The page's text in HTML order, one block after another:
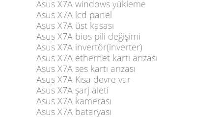
Asus X7A windows yükleme
Asus X7A lcd panel
Asus X7A üst kasası
Asus X7A bios pili değişimi
Asus X7A invertör(inverter)
Asus X7A ethernet kartı arızası
Asus X7A ses kartı arızası
Asus X7A Kısa devre var
Asus X7A şarj aleti
Asus X7A kamerası
Asus X7A bataryası